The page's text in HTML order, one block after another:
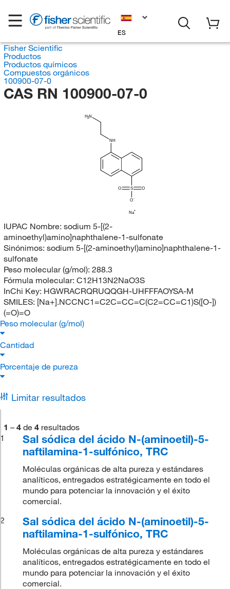
ES
Fisher Scientific
Productos
Productos químicos
Compuestos orgánicos
100900-07-0
CAS RN 100900-07-0
S
O O
O
NH
H2N
Na
IUPAC Nombre: sodium 5-[(2-
aminoethyl)amino]naphthalene-1-sulfonate
Sinónimos: sodium 5-[(2-aminoethyl)amino]naphthalene-1-
sulfonate
Peso molecular (g/mol): 288.3
Fórmula molecular: C12H13N2NaO3S
InChi Key: HGWRACRQRUQQGH-UHFFFAOYSA-M
SMILES: [Na+].NCCNC1=C2C=CC=C(C2=CC=C1)S([O-])
(=O)=O
Peso molecular (g/mol)
Cantidad
Porcentaje de pureza
Limitar resultados
1 – 4 de 4 resultados
1
Sal sódica del ácido N-(aminoetil)-5-
naftilamina-1-sulfónico, TRC
Moléculas orgánicas de alta pureza y estándares
analíticos, entregados estratégicamente en todo el
mundo para potenciar la innovación y el éxito
comercial.
2
Sal sódica del ácido N-(aminoetil)-5-
naftilamina-1-sulfónico, TRC
Moléculas orgánicas de alta pureza y estándares
analíticos, entregados estratégicamente en todo el
mundo para potenciar la innovación y el éxito
comercial.